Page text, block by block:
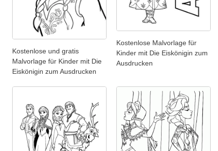
Kostenlose und gratis
Malvorlage für Kinder mit Die
Eiskönigin zum Ausdrucken
Kostenlose Malvorlage für
Kinder mit Die Eiskönigin zum
Ausdrucken